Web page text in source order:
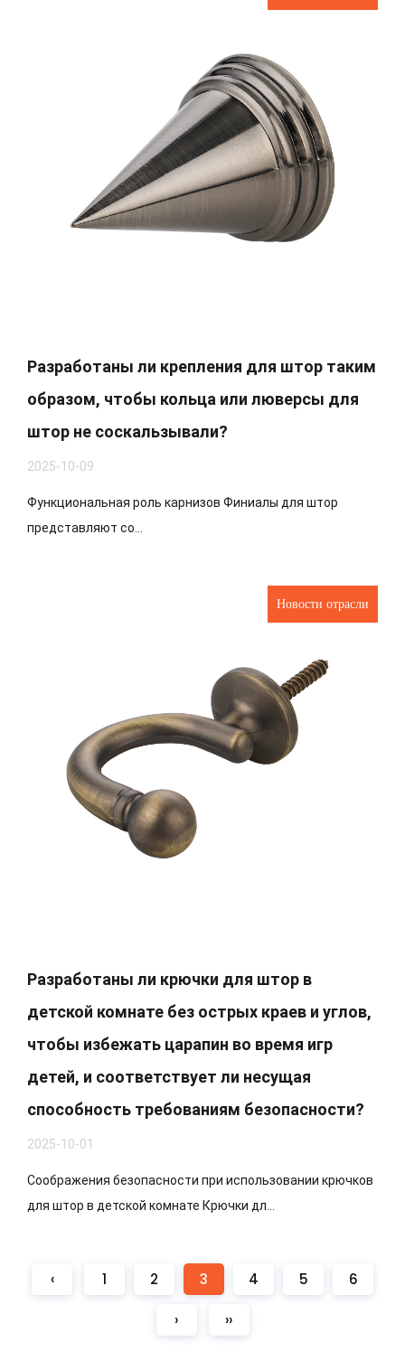
Разработаны ли крепления для штор таким
образом, чтобы кольца или люверсы для
штор не соскальзывали?
2025-10-09
Функциональная роль карнизов Финиалы для штор
представляют со...
Новости отрасли
Разработаны ли крючки для штор в
детской комнате без острых краев и углов,
чтобы избежать царапин во время игр
детей, и соответствует ли несущая
способность требованиям безопасности?
2025-10-01
Соображения безопасности при использовании крючков
для штор в детской комнате Крючки дл...
‹ 1 2 3 4 5 6
› ››